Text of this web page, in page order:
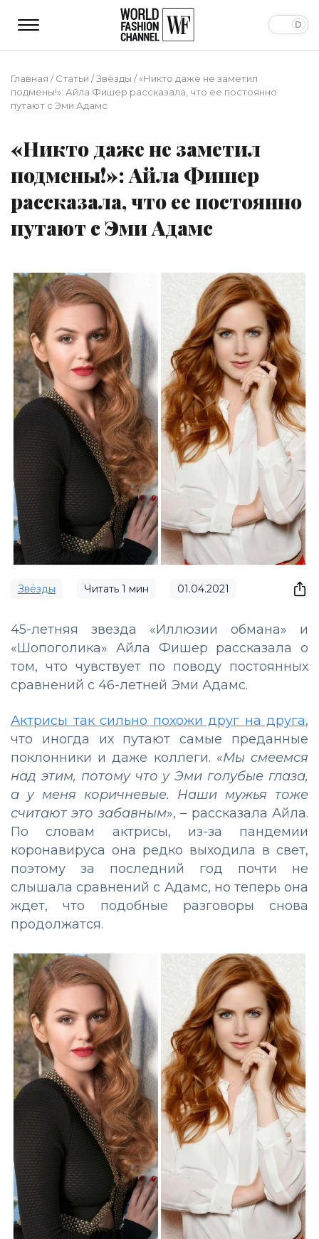
Главная /Статьи /Звёзды /«Никто даже не заметил
подмены!»: Айла Фишер рассказала, что ее постоянно
путают с Эми Адамс
«Никто даже не заметил
подмены!»: Айла Фишер
рассказала, что ее постоянно
путают с Эми Адамс
Звёзды Читать 1 мин 01.04.2021
45-летняя звезда «Иллюзии обмана» и
«Шопоголика» Айла Фишер рассказала о
том, что чувствует по поводу постоянных
сравнений с 46-летней Эми Адамс.
Актрисы так сильно похожи друг на друга,
что иногда их путают самые преданные
поклонники и даже коллеги. «Мы смеемся
над этим, потому что у Эми голубые глаза,
а у меня коричневые. Наши мужья тоже
считают это забавным», – рассказала Айла.
По словам актрисы, из-за пандемии
коронавируса она редко выходила в свет,
поэтому за последний год почти не
слышала сравнений с Адамс, но теперь она
ждет, что подобные разговоры снова
продолжатся.